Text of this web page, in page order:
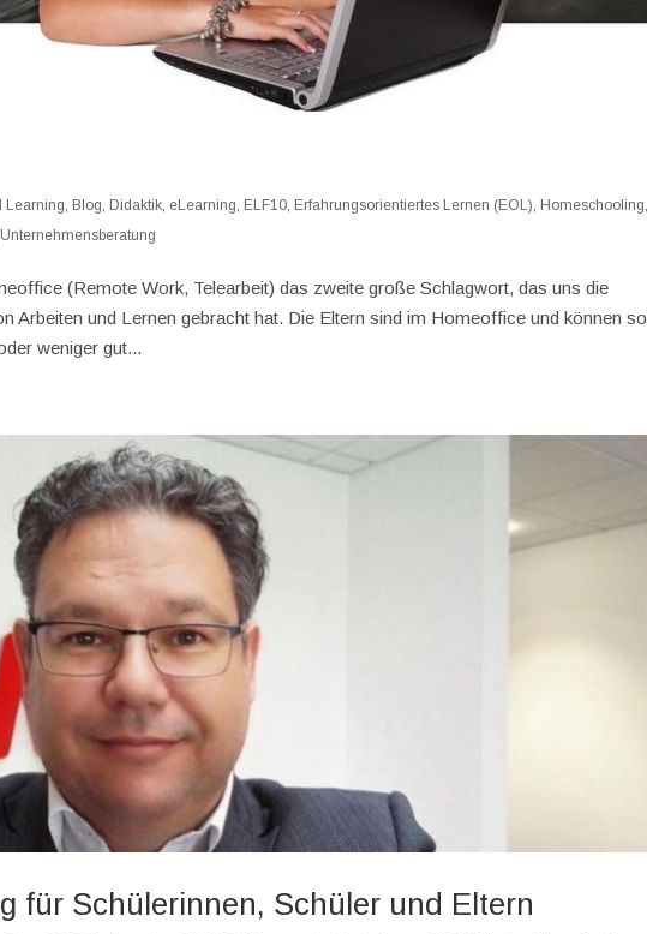
Learning Blog Didaktik eLearning ELF10 Erfahrungsorientiertes Lernen (EOL) Homeschooling
Unternehmensberatung
(Remote Work, Telearbeit) das zweite große Schlagwort, das uns die
Arbeiten und Lernen gebracht hat. Die Eltern sind im Homeoffice und können so
weniger gut...
für Schülerinnen, Schüler und Eltern